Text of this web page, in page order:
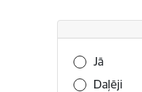
Vai šī
Jā
Daļēji